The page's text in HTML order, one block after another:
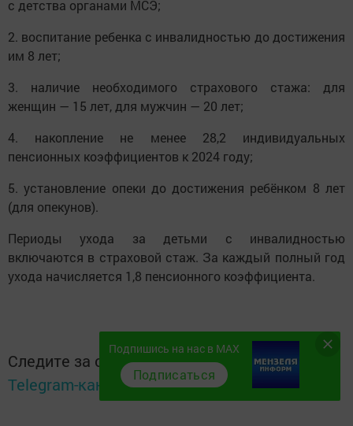
с детства органами МСЭ;
2. воспитание ребенка с инвалидностью до достижения
им 8 лет;
3. наличие необходимого страхового стажа: для
женщин — 15 лет, для мужчин — 20 лет;
4. накопление не менее 28,2 индивидуальных
пенсионных коэффициентов к 2024 году;
5. установление опеки до достижения ребёнком 8 лет
(для опекунов).
Периоды ухода за детьми с инвалидностью
включаются в страховой стаж. За каждый полный год
ухода начисляется 1,8 пенсионного коэффициента.
Следите за самым важным и интересным в
Telegram-каналеТатмедиа
Подпишись на нас в MAX
Подписаться